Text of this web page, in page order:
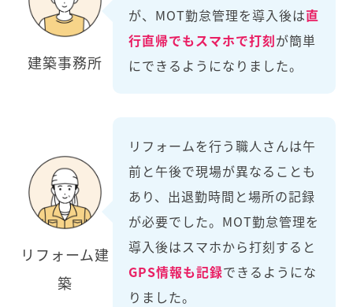
建築事務所
が、MOT勤怠管理を導入後は直
行直帰でもスマホで打刻が簡単
にできるようになりました。
リフォーム建
築
リフォームを行う職人さんは午
前と午後で現場が異なることも
あり、出退勤時間と場所の記録
が必要でした。MOT勤怠管理を
導入後はスマホから打刻すると
GPS情報も記録できるようにな
りました。